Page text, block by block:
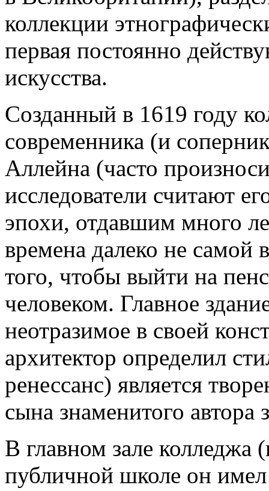
коллекции
первая постоянно
искусства.
Созданный в 1619 году
современника (и
Аллейна (часто
исследователи считают
эпохи, отдавшим много
времена далеко не самой
того, чтобы выйти на
человеком. Главное
неотразимое в своей
архитектор определил
ренессанс) является
сына знаменитого автора
В главном зале колледжа
публичной школе он